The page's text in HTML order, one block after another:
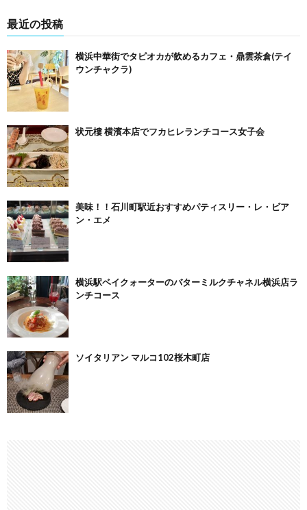
最近の投稿
横浜中華街でタピオカが飲めるカフェ・鼎雲茶倉(テイ
ウンチャクラ)
状元樓 横濱本店でフカヒレランチコース女子会
美味！！石川町駅近おすすめパティスリー・レ・ビア
ン・エメ
横浜駅ベイクォーターのバターミルクチャネル横浜店ラ
ンチコース
ソイタリアン マルコ102桜木町店